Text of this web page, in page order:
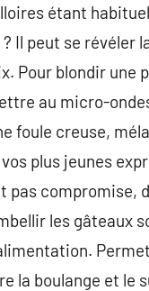
étant
Il peut se
Pour blondir une
au micro-
foule creuse,
plus jeunes
pas
les gâteaux
la boulange et